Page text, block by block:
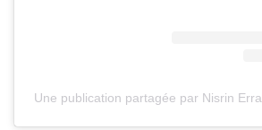
Une publication partagée par Nisrin